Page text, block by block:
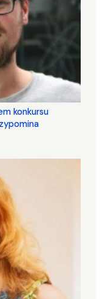
konkursu